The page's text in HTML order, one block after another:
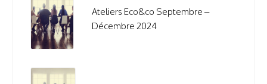
Ateliers Eco&co Septembre –
Décembre 2024